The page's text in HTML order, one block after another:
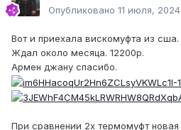
Опубликовано 11 июля, 2024
Вот и приехала вискомуфта из сша.
Ждал около месяца. 12200р.
Армен джану спасибо.
При сравнении 2х термомуфт